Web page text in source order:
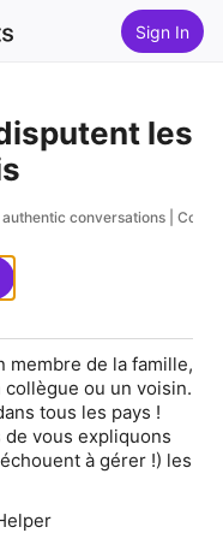
Sign In
les
conversations |
membre de la famille,
ou un voisin.
tous les pays !
vous expliquons
à gérer !) les